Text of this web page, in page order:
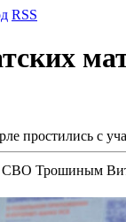
RSS
простились с
СВО Трошиным